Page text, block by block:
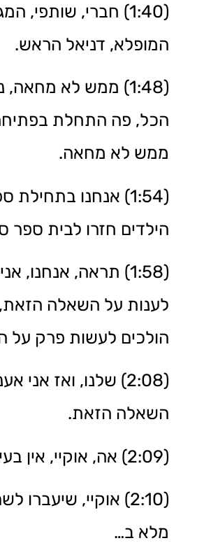
(1:40) חברי, שותפי,
המופלא, דניאל הראש.
(1:48) ממש לא מחאה,
הכל, פה התחלת
ממש לא מחאה.
(1:54) אנחנו
הילדים חזרו לבית ספר
(1:58) תראה, אנחנו,
לענות על השאלה הזאת,
הולכים לעשות פרק על
(2:08) שלנו, ואז אני
השאלה הזאת.
(2:09) אה, אוקיי, אין בעיה.
(2:10) אוקיי, שיעברו
מלא ב…